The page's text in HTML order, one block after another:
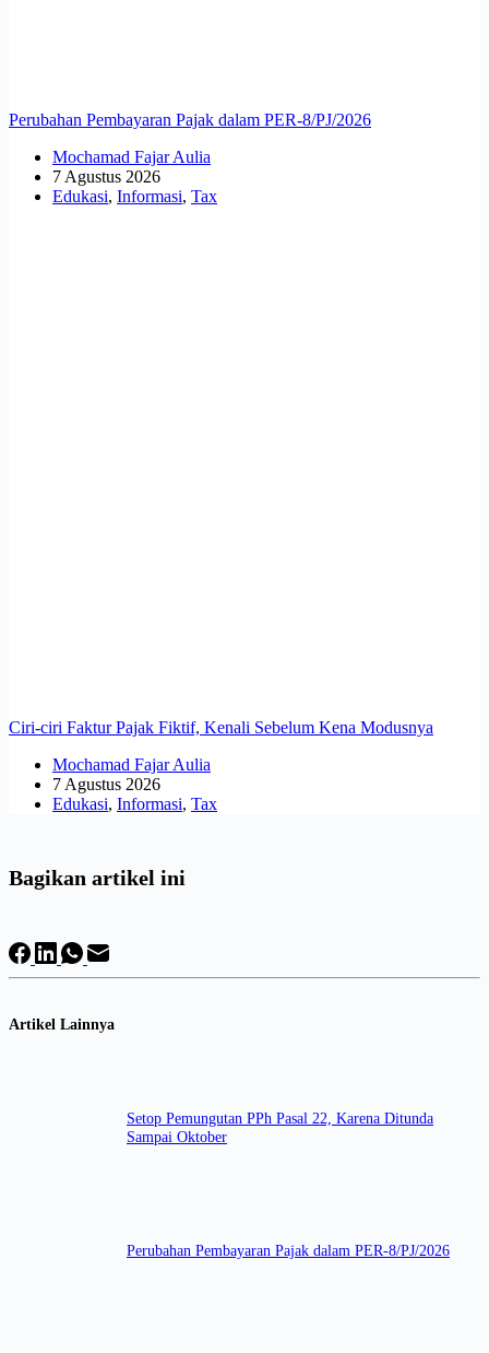
Perubahan Pembayaran Pajak dalam PER-8/PJ/2026
Mochamad Fajar Aulia
7 Agustus 2026
Edukasi, Informasi, Tax
Ciri-ciri Faktur Pajak Fiktif, Kenali Sebelum Kena Modusnya
Mochamad Fajar Aulia
7 Agustus 2026
Edukasi, Informasi, Tax
Bagikan artikel ini
Artikel Lainnya
Setop Pemungutan PPh Pasal 22, Karena Ditunda
Sampai Oktober
Perubahan Pembayaran Pajak dalam PER-8/PJ/2026